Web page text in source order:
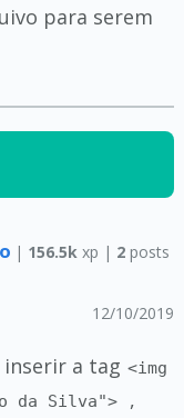
para serem
| 156.5k xp | 2posts
12/10/2019
inserir a tag <img
da Silva">
,